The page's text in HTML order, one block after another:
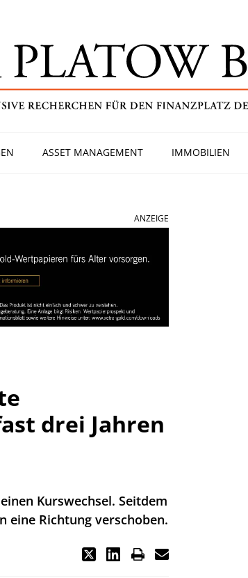
ASSET MANAGEMENT IMMOBILIEN
ANZEIGE
drei Jahren
Kurswechsel. Seitdem
eine Richtung verschoben.